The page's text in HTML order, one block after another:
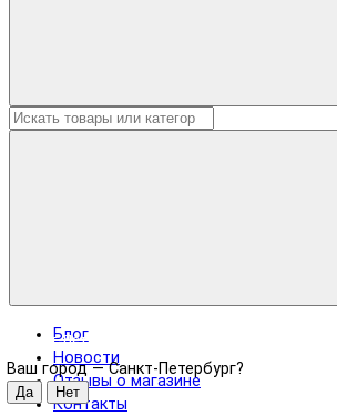
Санкт-Петербург
Ваш город —Санкт-Петербург?
Блог
Новости
Отзывы о магазине
Контакты